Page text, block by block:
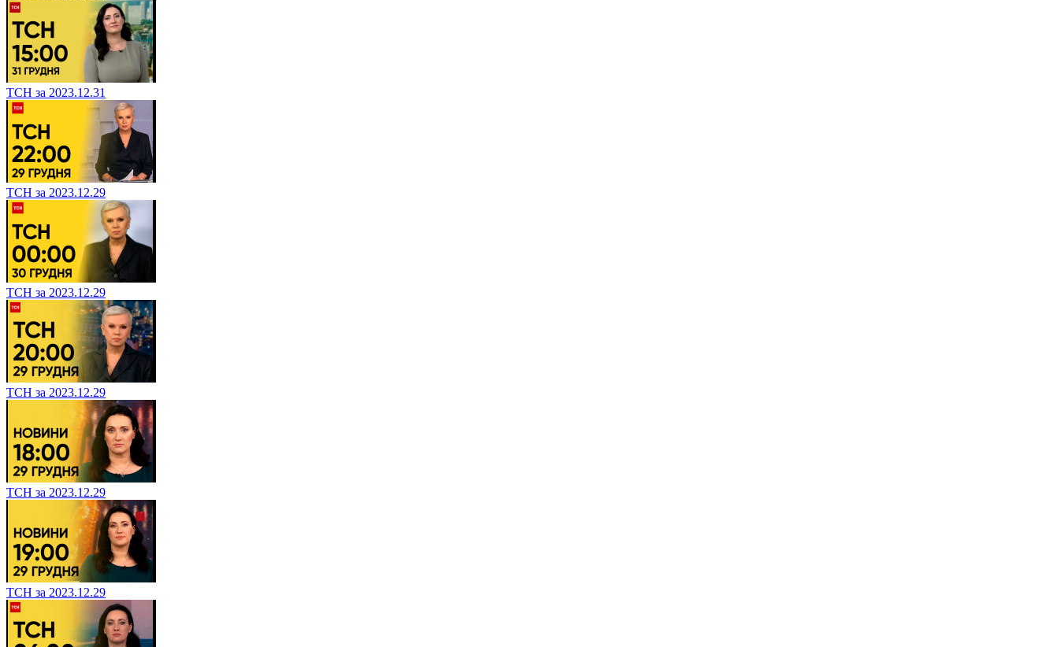
ТСН за 2023.12.31
ТСН за 2023.12.29
ТСН за 2023.12.29
ТСН за 2023.12.29
ТСН за 2023.12.29
ТСН за 2023.12.29